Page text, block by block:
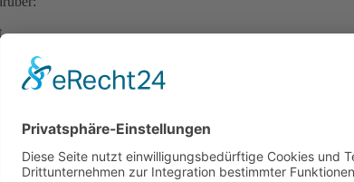
ist,
Jugendliche Grenzen testen,
stärken,
der Familie fühlt.
Alltag mit der Familie mit Vertrauen und Respekt